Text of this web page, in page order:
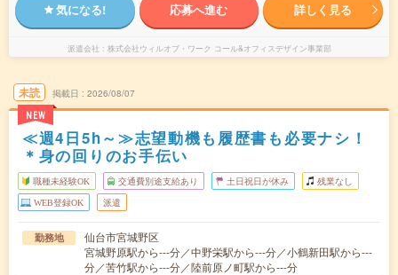
気になる! 応募へ進む 詳しく見る
派遣会社 株式会社ウィルオブ・ワーク コール&オフィスデザイン事業部
未読
NEW
掲載日 2026/08/07
≪週4日5h～≫志望動機も履歴書も必要ナシ！
＊身の回りのお手伝い
職種未経験OK 交通費別途支給あり 土日祝日が休み 残業なし
WEB登録OK 派遣
勤務地
仙台市宮城野区
宮城野原駅から---分／中野栄駅から---分／小鶴新田駅から---
分／苦竹駅から---分／陸前原ノ町駅から---分